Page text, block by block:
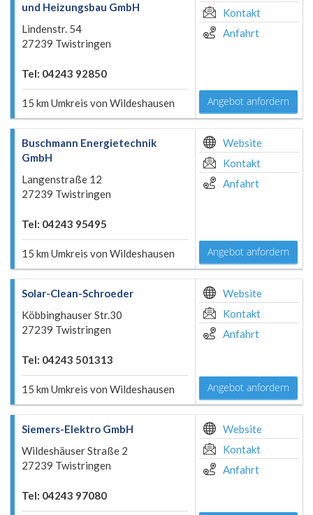
und Heizungsbau GmbH
Lindenstr. 54
27239 Twistringen
Tel: 04243 92850
15 km Umkreis von Wildeshausen
Kontakt
Anfahrt
Angebot anfordern
Buschmann Energietechnik
GmbH
Langenstraße 12
27239 Twistringen
Tel: 04243 95495
15 km Umkreis von Wildeshausen
Website
Kontakt
Anfahrt
Angebot anfordern
Solar-Clean-Schroeder
Köbbinghauser Str.30
27239 Twistringen
Tel: 04243 501313
15 km Umkreis von Wildeshausen
Website
Kontakt
Anfahrt
Angebot anfordern
Siemers-Elektro GmbH
Wildeshäuser Straße 2
27239 Twistringen
Tel: 04243 97080
Website
Kontakt
Anfahrt